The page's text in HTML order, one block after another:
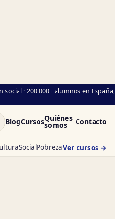
social · 200.000+ alumnos en España,
BlogCursosQuiénes
somos Contacto
SocialPobrezaVer cursos →